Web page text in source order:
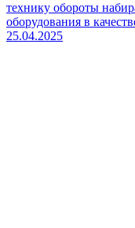
технику обороты
оборудования в
25.04.2025